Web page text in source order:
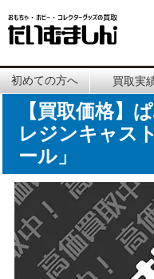
初めての方へ 買取実
【買取価格】
レジンキャス
ール」